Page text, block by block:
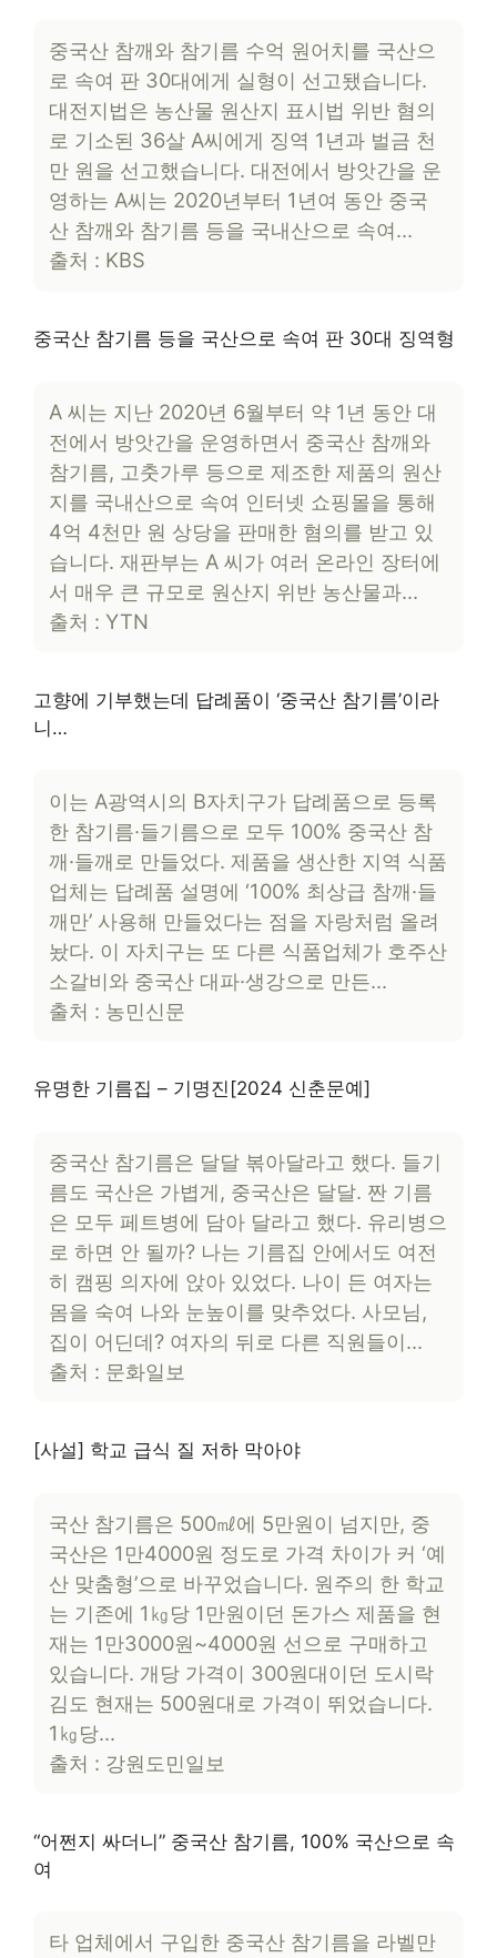
중국산 참깨와 참기름 수억 원어치를 국산으
로 속여 판 30대에게 실형이 선고됐습니다.
대전지법은 농산물 원산지 표시법 위반 혐의
로 기소된 36살 A씨에게 징역 1년과 벌금 천
만 원을 선고했습니다. 대전에서 방앗간을 운
영하는 A씨는 2020년부터 1년여 동안 중국
산 참깨와 참기름 등을 국내산으로 속여…
출처 : KBS
중국산 참기름 등을 국산으로 속여 판 30대 징역형
A 씨는 지난 2020년 6월부터 약 1년 동안 대
전에서 방앗간을 운영하면서 중국산 참깨와
참기름, 고춧가루 등으로 제조한 제품의 원산
지를 국내산으로 속여 인터넷 쇼핑몰을 통해
4억 4천만 원 상당을 판매한 혐의를 받고 있
습니다. 재판부는 A 씨가 여러 온라인 장터에
서 매우 큰 규모로 원산지 위반 농산물과…
출처 : YTN
고향에 기부했는데 답례품이 ‘중국산 참기름’이라
니…
이는 A광역시의 B자치구가 답례품으로 등록
한 참기름·들기름으로 모두 100% 중국산 참
깨·들깨로 만들었다. 제품을 생산한 지역 식품
업체는 답례품 설명에 ‘100% 최상급 참깨·들
깨만’ 사용해 만들었다는 점을 자랑처럼 올려
놨다. 이 자치구는 또 다른 식품업체가 호주산
소갈비와 중국산 대파·생강으로 만든…
출처 : 농민신문
유명한 기름집 – 기명진[2024 신춘문예]
중국산 참기름은 달달 볶아달라고 했다. 들기
름도 국산은 가볍게, 중국산은 달달. 짠 기름
은 모두 페트병에 담아 달라고 했다. 유리병으
로 하면 안 될까? 나는 기름집 안에서도 여전
히 캠핑 의자에 앉아 있었다. 나이 든 여자는
몸을 숙여 나와 눈높이를 맞추었다. 사모님,
집이 어딘데? 여자의 뒤로 다른 직원들이…
출처 : 문화일보
[사설] 학교 급식 질 저하 막아야
국산 참기름은 500㎖에 5만원이 넘지만, 중
국산은 1만4000원 정도로 가격 차이가 커 ‘예
산 맞춤형’으로 바꾸었습니다. 원주의 한 학교
는 기존에 1㎏당 1만원이던 돈가스 제품을 현
재는 1만3000원~4000원 선으로 구매하고
있습니다. 개당 가격이 300원대이던 도시락
김도 현재는 500원대로 가격이 뛰었습니다.
1㎏당…
출처 : 강원도민일보
“어쩐지 싸더니” 중국산 참기름, 100% 국산으로 속
여
타 업체에서 구입한 중국산 참기름을 라벨만